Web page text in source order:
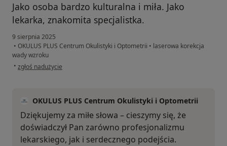
Jako osoba bardzo kulturalna i miła. Jako
lekarka, znakomita specjalistka.
9 sierpnia 2025
• OKULUS PLUS Centrum Okulistyki i Optometrii • laserowa korekcja
wady wzroku
• w opinii użytkownika Jozej
zgłoś nadużycie
OKULUS PLUS Centrum Okulistyki i Optometrii
Dziękujemy za miłe słowa – cieszymy się, że
doświadczył Pan zarówno profesjonalizmu
lekarskiego, jak i serdecznego podejścia.